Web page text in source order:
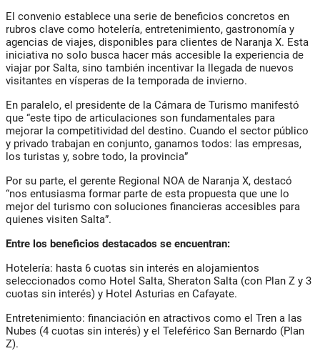
El convenio establece una serie de beneficios concretos en
rubros clave como hotelería, entretenimiento, gastronomía y
agencias de viajes, disponibles para clientes de Naranja X. Esta
iniciativa no solo busca hacer más accesible la experiencia de
viajar por Salta, sino también incentivar la llegada de nuevos
visitantes en vísperas de la temporada de invierno.
En paralelo, el presidente de la Cámara de Turismo manifestó
que “este tipo de articulaciones son fundamentales para
mejorar la competitividad del destino. Cuando el sector público
y privado trabajan en conjunto, ganamos todos: las empresas,
los turistas y, sobre todo, la provincia”
Por su parte, el gerente Regional NOA de Naranja X, destacó
“nos entusiasma formar parte de esta propuesta que une lo
mejor del turismo con soluciones financieras accesibles para
quienes visiten Salta”.
Entre los beneficios destacados se encuentran:
Hotelería: hasta 6 cuotas sin interés en alojamientos
seleccionados como Hotel Salta, Sheraton Salta (con Plan Z y 3
cuotas sin interés) y Hotel Asturias en Cafayate.
Entretenimiento: financiación en atractivos como el Tren a las
Nubes (4 cuotas sin interés) y el Teleférico San Bernardo (Plan
Z).